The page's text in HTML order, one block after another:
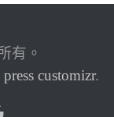
有。
press customizr.